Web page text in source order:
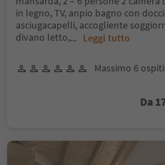
in legno, TV, anpio bagno con
asciugacapelli, accogliente
divano letto,... Leggi tutto
Massimo 6 ospiti
Da